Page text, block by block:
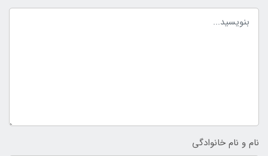
نام و نام خانوادگی